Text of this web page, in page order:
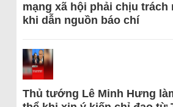
mạng xã hội phải chịu trách
khi dẫn nguồn báo chí
Thủ tướng Lê Minh Hưng